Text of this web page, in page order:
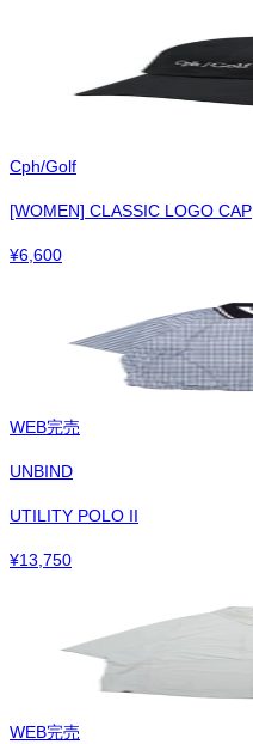
Cph/Golf
[WOMEN] CLASSIC LOGO CAP
¥6,600
WEB完売
UNBIND
UTILITY POLO II
¥13,750
WEB完売